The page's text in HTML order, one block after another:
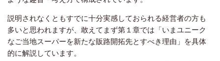
説明されなくともすでに十分実感しておられる経営者の方も
多いと思われますが、敢えてまず第１章では「いまユニーク
なご当地スーパーを新たな販路開拓先とすべき理由」を具体
的に解説しています。